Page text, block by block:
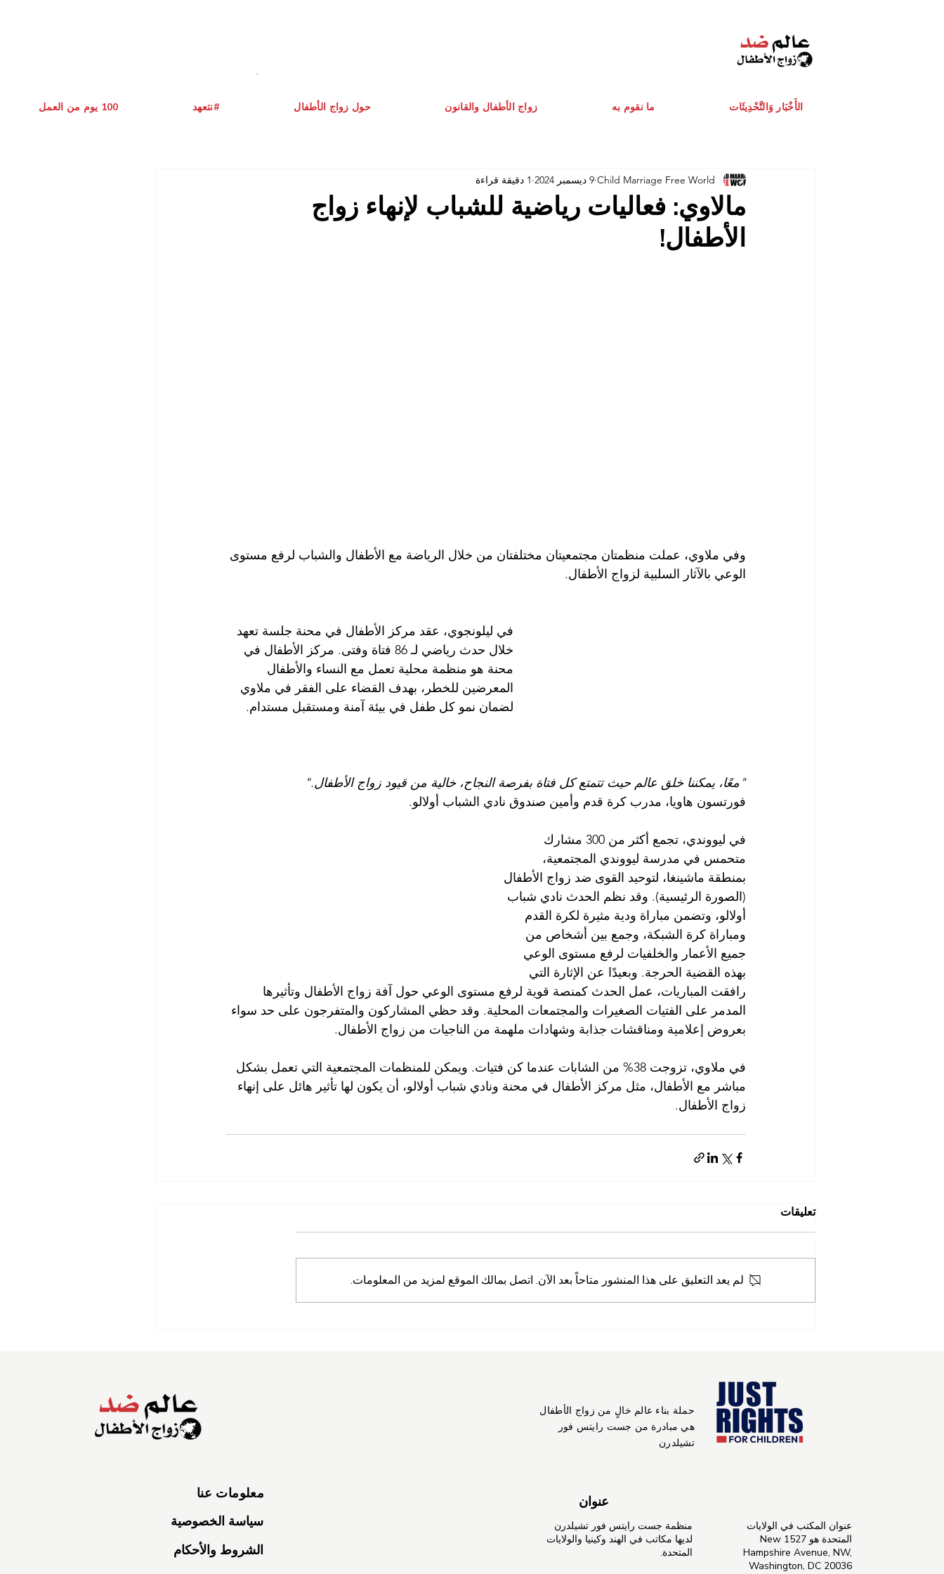
مالاوي: فعاليات رياضية للشباب لإنهاء زواج
الأطفال!
Child Marriage Free World 9 ديسمبر 2024 1 دقيقة قراءة
وفي ملاوي، عملت منظمتان مجتمعيتان مختلفتان من خلال الرياضة مع الأطفال والشباب لرفع مستوى
الوعي بالآثار السلبية لزواج الأطفال.
في ليلونجوي، عقد مركز الأطفال في محنة جلسة تعهد
خلال حدث رياضي لـ 86 فتاة وفتى. مركز الأطفال في
محنة هو منظمة محلية تعمل مع النساء والأطفال
المعرضين للخطر، بهدف القضاء على الفقر في ملاوي
لضمان نمو كل طفل في بيئة آمنة ومستقبل مستدام.
"معًا، يمكننا خلق عالم حيث تتمتع كل فتاة بفرصة النجاح، خالية من قيود زواج الأطفال."
فورتسون هاويا، مدرب كرة قدم وأمين صندوق نادي الشباب أولالو.
في ليووندي، تجمع أكثر من 300 مشارك
متحمس في مدرسة ليووندي المجتمعية،
بمنطقة ماشينغا، لتوحيد القوى ضد زواج الأطفال
(الصورة الرئيسية). وقد نظم الحدث نادي شباب
أولالو، وتضمن مباراة ودية مثيرة لكرة القدم
ومباراة كرة الشبكة، وجمع بين أشخاص من
جميع الأعمار والخلفيات لرفع مستوى الوعي
بهذه القضية الحرجة. وبعيدًا عن الإثارة التي
رافقت المباريات، عمل الحدث كمنصة قوية لرفع مستوى الوعي حول آفة زواج الأطفال وتأثيرها
المدمر على الفتيات الصغيرات والمجتمعات المحلية. وقد حظي المشاركون والمتفرجون على حد سواء
بعروض إعلامية ومناقشات جذابة وشهادات ملهمة من الناجيات من زواج الأطفال.
في ملاوي، تزوجت 38% من الشابات عندما كن فتيات. ويمكن للمنظمات المجتمعية التي تعمل بشكل
مباشر مع الأطفال، مثل مركز الأطفال في محنة ونادي شباب أولالو، أن يكون لها تأثير هائل على إنهاء
زواج الأطفال.
تعليقات
لم يعد التعليق على هذا المنشور متاحاً بعد الآن. اتصل بمالك الموقع لمزيد من المعلومات.
يوم من العمل ‎100 نتعهد# حول زواج الأطفال زواج الأطفال والقانون ما نقوم به الأَخْبَار وَالتَّحْدِيثَات
معلومات عنا
سياسة الخصوصية
الشروط والأحكام
حملة بناء عالم خالٍ من زواج الأطفال
هي مبادرة من جست رايتس فور
تشيلدرن
عنوان
منظمة جست رايتس فور تشيلدرن
لديها مكاتب في الهند وكينيا والولايات
المتحدة.
عنوان المكتب في الولايات
المتحدة هو 1527 New
Hampshire Avenue, NW,
Washington, DC 20036